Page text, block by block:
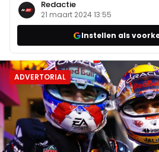
Redactie
21 maart 2024 13:55
Instellen als
ADVERTORIAL